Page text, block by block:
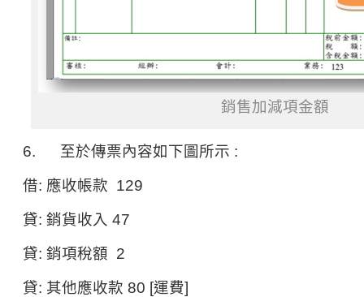
銷售加減項金額
6. 至於傳票內容如下圖所示 :
借: 應收帳款 129
貸: 銷貨收入 47
貸: 銷項稅額 2
貸: 其他應收款 80 [運費]